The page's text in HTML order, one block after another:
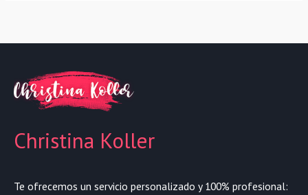
Christina Koller
Te ofrecemos un servicio personalizado y 100% profesional: